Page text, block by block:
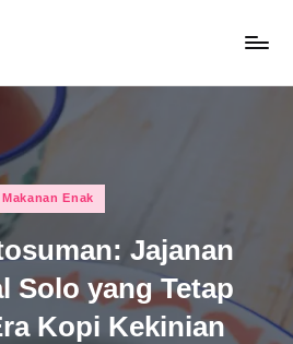
Makanan Enak
Jajanan
Solo yang Tetap
Kopi Kekinian